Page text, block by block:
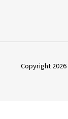
Copyright 2026